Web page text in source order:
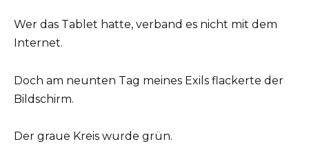
Wer das Tablet hatte, verband es nicht mit dem
Internet.
Doch am neunten Tag meines Exils flackerte der
Bildschirm.
Der graue Kreis wurde grün.